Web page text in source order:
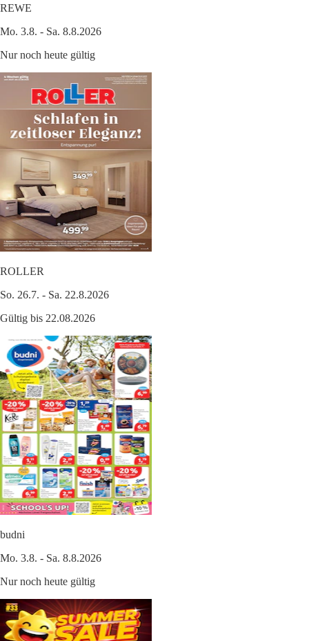
REWE
Mo. 3.8. - Sa. 8.8.2026
Nur noch heute gültig
ROLLER
So. 26.7. - Sa. 22.8.2026
Gültig bis 22.08.2026
budni
Mo. 3.8. - Sa. 8.8.2026
Nur noch heute gültig